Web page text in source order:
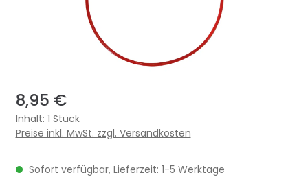
8,95 €
Inhalt: 1 Stück
Preise inkl. MwSt. zzgl. Versandkosten
Sofort verfügbar, Lieferzeit: 1-5 Werktage